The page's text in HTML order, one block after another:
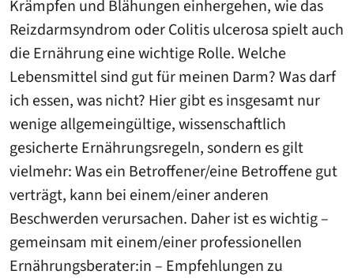
Krämpfen und Blähungen einhergehen, wie das
Reizdarmsyndrom oder Colitis ulcerosa spielt auch
die Ernährung eine wichtige Rolle. Welche
Lebensmittel sind gut für meinen Darm? Was darf
ich essen, was nicht? Hier gibt es insgesamt nur
wenige allgemeingültige, wissenschaftlich
gesicherte Ernährungsregeln, sondern es gilt
vielmehr: Was ein Betroffener/eine Betroffene gut
verträgt, kann bei einem/einer anderen
Beschwerden verursachen. Daher ist es wichtig –
gemeinsam mit einem/einer professionellen
Ernährungsberater:in – Empfehlungen zu